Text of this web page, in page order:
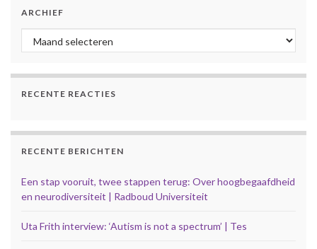
ARCHIEF
Archief
RECENTE REACTIES
RECENTE BERICHTEN
Een stap vooruit, twee stappen terug: Over hoogbegaafdheid
en neurodiversiteit | Radboud Universiteit
Uta Frith interview: ‘Autism is not a spectrum’ | Tes